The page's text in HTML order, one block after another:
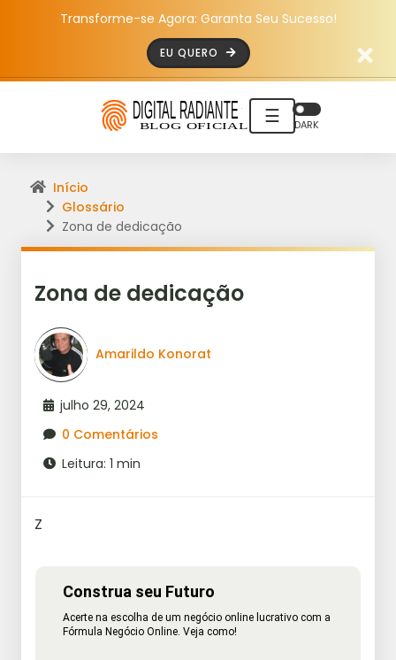
Transforme-se Agora: Garanta Seu Sucesso!
EU QUERO
☰ DARK
Início
Glossário
Zona de dedicação
Zona de dedicação
Amarildo Konorat
julho 29, 2024
0 Comentários
Leitura: 1 min
Z
Construa seu Futuro
Acerte na escolha de um negócio online lucrativo com a
Fórmula Negócio Online. Veja como!